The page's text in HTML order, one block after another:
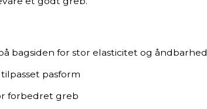
bagsiden for stor elasticitet og åndbarhed
pasform
forbedret greb